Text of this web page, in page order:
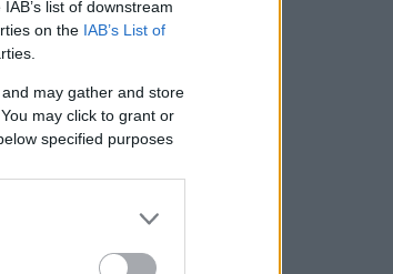
list of downstream
on the IAB’s List of
may gather and store
may click to grant or
specified purposes
άνω των 1,3 δισ. ευρώ φέτος -
Επιταχύνει την ανάπτυξη, μεταθέτει
19:14
Στα πράσινα οι ευρωαγορές - Νέο
ενδοσυνεδριακό ρεκόρ για τον Stoxx
Πυρκαγιές: 325 αυτοψίες στις
πληγείσες περιοχές - 118 «κόκκινα»
Φάρσαλα